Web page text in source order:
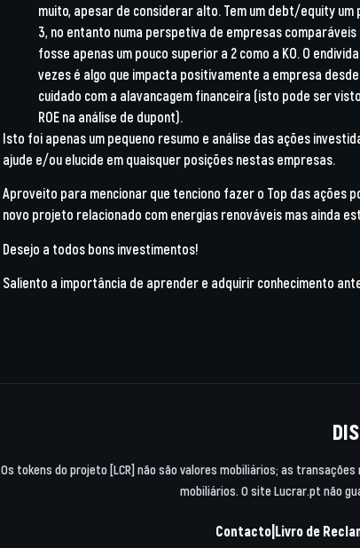
muito, apesar de considerar alto. Tem um debt/equity um
3, no entanto numa perspetiva de empresas
fosse apenas um pouco superior a 2 como a KO. O
vezes é algo que impacta positivamente a empresa desde
cuidado com a alavancagem financeira (isto pode ser
ROE na análise de dupont).
Isto foi apenas um pequeno resumo e análise das ações
ajude e/ou elucide em quaisquer posições nestas empresas.
Aproveito para mencionar que tenciono fazer o Top das ações
novo projeto relacionado com energias renováveis mas ainda
Desejo a todos bons investimentos!
Saliento a importância de aprender e adquirir conhecimento
Os tokens do projeto [LCR] não são valores mobiliários; as
mobiliários. O site Lucrar.pt não
Contacto|Livro de